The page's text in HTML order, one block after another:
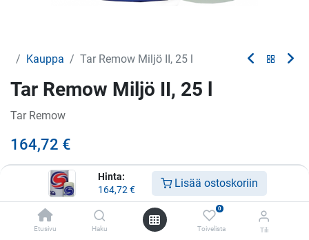
Hinta:
164,72 € Lisää ostoskoriin
Etusivu Haku
0
Toivelista Tili
Kauppa Tar Remow Miljö II, 25 l
Tar Remow Miljö II, 25 l
Tar Remow
164,72 €
Lisää ostoskoriin
Lisää toivelistalle